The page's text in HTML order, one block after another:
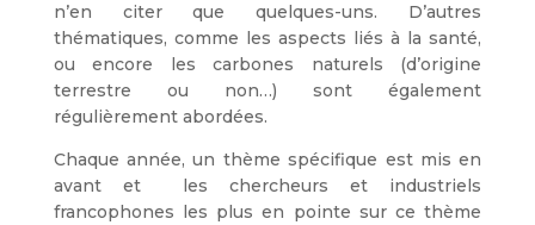
n’en citer que quelques-uns. D’autres
thématiques, comme les aspects liés à la santé,
ou encore les carbones naturels (d’origine
terrestre ou non…) sont également
régulièrement abordées.
Chaque année, un thème spécifique est mis en
avant et les chercheurs et industriels
francophones les plus en pointe sur ce thème